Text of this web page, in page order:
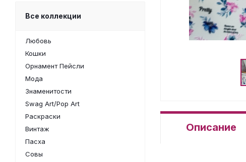
Описание
Все коллекции
Любовь
Кошки
Орнамент Пейсли
Мода
Знаменитости
Swag Art/Pop Art
Раскраски
Винтаж
Пасха
Совы